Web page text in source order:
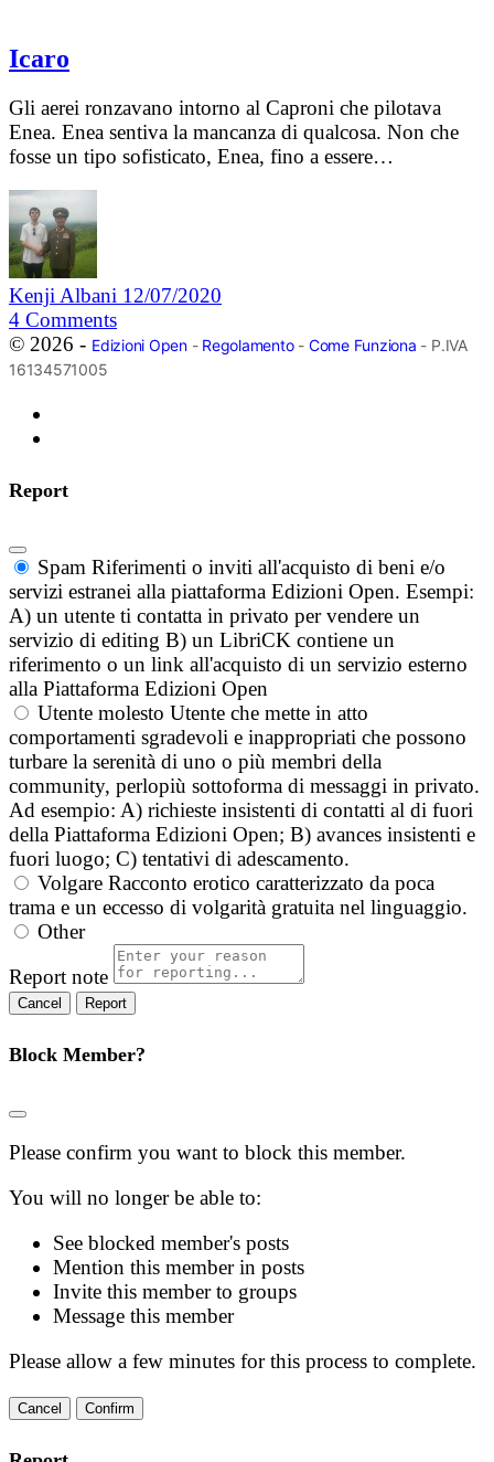
Icaro
Gli aerei ronzavano intorno al Caproni che pilotava
Enea. Enea sentiva la mancanza di qualcosa. Non che
fosse un tipo sofisticato, Enea, fino a essere…
Kenji Albani 12/07/2020
4 Comments
© 2026 - Edizioni Open- Regolamento- Come Funziona - P.IVA
16134571005
Report
Spam Riferimenti o inviti all'acquisto di beni e/o
servizi estranei alla piattaforma Edizioni Open. Esempi:
A) un utente ti contatta in privato per vendere un
servizio di editing B) un LibriCK contiene un
riferimento o un link all'acquisto di un servizio esterno
alla Piattaforma Edizioni Open
Utente molesto Utente che mette in atto
comportamenti sgradevoli e inappropriati che possono
turbare la serenità di uno o più membri della
community, perlopiù sottoforma di messaggi in privato.
Ad esempio: A) richieste insistenti di contatti al di fuori
della Piattaforma Edizioni Open; B) avances insistenti e
fuori luogo; C) tentativi di adescamento.
Volgare Racconto erotico caratterizzato da poca
trama e un eccesso di volgarità gratuita nel linguaggio.
Other
Report note
Report
Block Member?
Please confirm you want to block this member.
You will no longer be able to:
See blocked member's posts
Mention this member in posts
Invite this member to groups
Message this member
Please allow a few minutes for this process to complete.
Confirm